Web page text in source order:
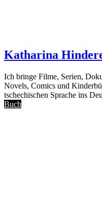
Katharina
Ich bringe Filme, Serien,
Novels, Comics und
tschechischen Sprache ins
Buch